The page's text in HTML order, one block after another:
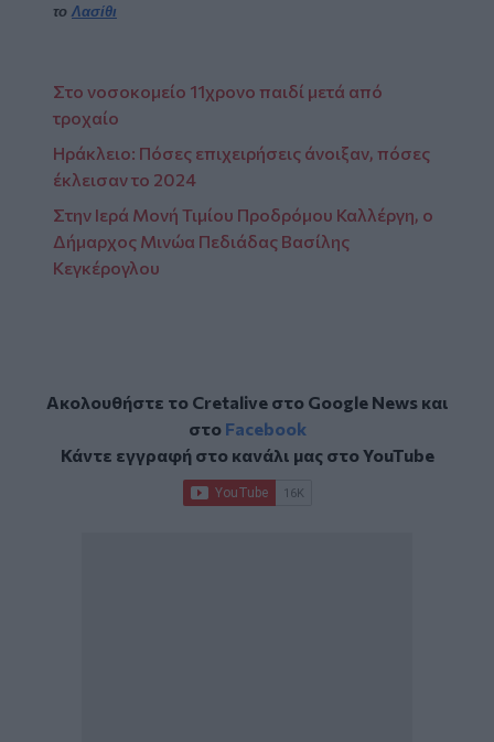
το Λασίθι
Στο νοσοκομείο 11χρονο παιδί μετά από
τροχαίο
Ηράκλειο: Πόσες επιχειρήσεις άνοιξαν, πόσες
έκλεισαν το 2024
Στην Ιερά Μονή Τιμίου Προδρόμου Καλλέργη, ο
Δήμαρχος Μινώα Πεδιάδας Βασίλης
Κεγκέρογλου
Ακολουθήστε το Cretalive στο Google Newsκαι
στο Facebook
Κάντε εγγραφή στο κανάλι μας στοYouTube